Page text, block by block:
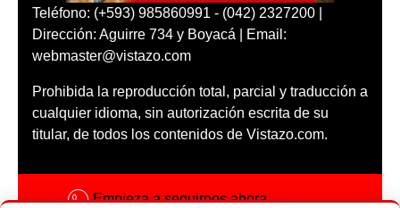
Teléfono: (+593) 985860991 - (042) 2327200 |
Dirección: Aguirre 734 y Boyacá | Email:
webmaster@vistazo.com
Prohibida la reproducción total, parcial y traducción a
cualquier idioma, sin autorización escrita de su
titular, de todos los contenidos de Vistazo.com.
Empieza a seguirnos ahora